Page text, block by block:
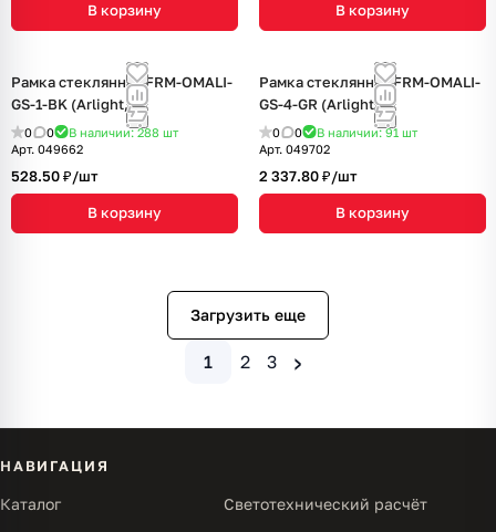
В корзину В корзину
Рамка стеклянная FRM-OMALI-
GS-1-BK (Arlight, -)
0 0 В наличии: 288 шт
Арт. 049662
528.50 ₽/шт
В корзину
Рамка стеклянная FRM-OMALI-
GS-4-GR (Arlight, -)
0 0 В наличии: 91 шт
Арт. 049702
2 337.80 ₽/шт
В корзину
Загрузить еще
1 2 3 ›
НАВИГАЦИЯ
Каталог Светотехнический расчёт